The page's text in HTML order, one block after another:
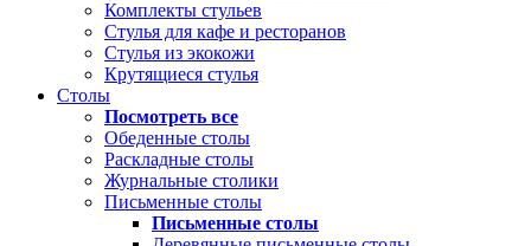
Комплекты стульев
Стулья для кафе и ресторанов
Стулья из экокожи
Крутящиеся стулья
Столы
Посмотреть все
Обеденные столы
Раскладные столы
Журнальные столики
Письменные столы
Письменные столы